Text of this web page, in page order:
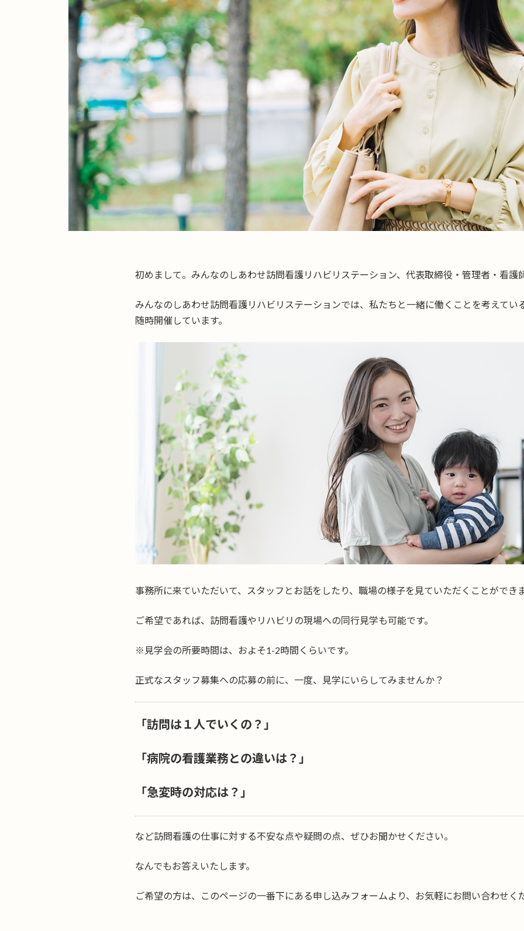
初めまして。みんなのしあわせ訪問看護リハビリステーション、代表取締役・管理者・看護
みんなのしあわせ訪問看護リハビリステーションでは、私たちと一緒に働くことを考えてい
随時開催しています。
事務所に来ていただいて、スタッフとお話をしたり、職場の様子を見ていただくことができ
ご希望であれば、訪問看護やリハビリの現場への同行見学も可能です。
※見学会の所要時間は、およそ1-2時間くらいです。
正式なスタッフ募集への応募の前に、一度、見学にいらしてみませんか？
「訪問は１人でいくの？」
「病院の看護業務との違いは？」
「急変時の対応は？」
など訪問看護の仕事に対する不安な点や疑問の点、ぜひお聞かせください。
なんでもお答えいたします。
ご希望の方は、このページの一番下にある申し込みフォームより、お気軽にお問い合わせく